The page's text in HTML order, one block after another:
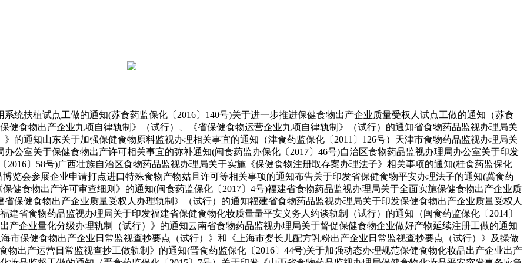
扶植试点工做的通知(苏食药监保化〔2016〕140号)关于进一步推进保健食物出产企业质量受权人试点工做的通知（苏食
健食物出产企业九项自律轨制》（试行）、《省保健食物运营企业九项自律轨制》（试行）的通知省食物药品监视办理局关
的通知山东关于加强保健食物原料监视办理相关事宜的通知（津食药监保化〔2011〕126号）天津市食物药品监视办理局关
公室关于保健食物出产许可相关事宜的弥补通知(闽食药监办保化〔2017〕46号)自治区食物药品监视办理局办公室关于印发
〕58号)广西壮族自治区食物药品监视办理局关于实施《保健食物注册取存案办理法子》相关事项的通知(桂食药监保化
览会参展企业申请打点进口特殊食物产物姑且许可等相关事项的通知布告关于印发省保健食物平安办理法子的通知(冀食药
健食物出产许可审查细则》的通知(闽食药监保化〔2017〕4号)福建省食物药品监视办理局关于全面实施保健食物出产企业质
保健食物出产企业质量受权人办理轨制》（试行）的通知福建省食物药品监视办理局关于印发保健食物出产企业质量受权人
建省食物药品监视办理局关于印发福建省保健食物化妆质量量平安义务人约谈轨制（试行）的通知（闽食药监保化〔2014〕
产企业量化分级办理轨制（试行）》的通知云南省食物药品监视办理局关于督促保健食物企业做好产物延续注册工做的通知
市保健食物出产企业日常监视查抄要点（试行）》和《上海市婴长儿配方乳粉出产企业日常监视查抄要点（试行）》及操做
物出产运营日常监视查抄工做轨制》的通知(晋食药监保化〔2016〕44号)关于加强动态办理规范保健食物化妆品出产企业出产